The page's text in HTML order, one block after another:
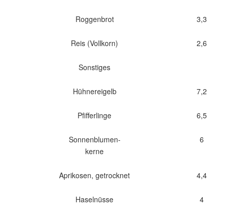
Roggenbrot 3,3
Reis (Vollkorn) 2,6
Sonstiges
Hühnereigelb 7,2
Pfifferlinge 6,5
Sonnenblumen-
kerne
6
Aprikosen, getrocknet 4,4
Haselnüsse 4